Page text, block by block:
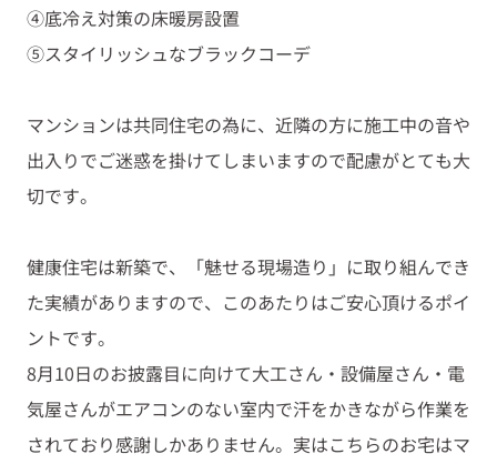
④底冷え対策の床暖房設置
⑤スタイリッシュなブラックコーデ
マンションは共同住宅の為に、近隣の方に施工中の音や
出入りでご迷惑を掛けてしまいますので配慮がとても大
切です。
健康住宅は新築で、「魅せる現場造り」に取り組んでき
た実績がありますので、このあたりはご安心頂けるポイ
ントです。
8月10日のお披露目に向けて大工さん・設備屋さん・電
気屋さんがエアコンのない室内で汗をかきながら作業を
されており感謝しかありません。実はこちらのお宅はマ